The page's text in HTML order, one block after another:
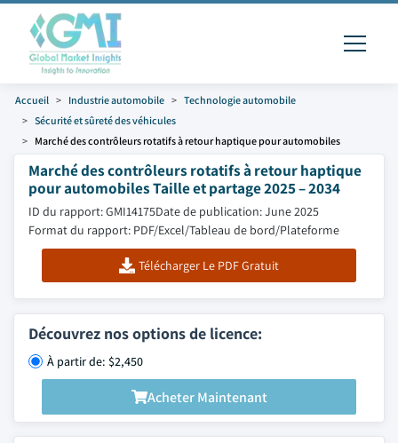
Accueil Industrie automobile
Technologie automobile
Sécurité et sûreté des véhicules
Marché des contrôleurs rotatifs à retour haptique pour automobiles
Marché des contrôleurs rotatifs à retour haptique
pour automobiles Taille et partage 2025 – 2034
ID du rapport: GMI14175Date de publication: June 2025
Format du rapport: PDF/Excel/Tableau de bord/Plateforme
Télécharger Le PDF Gratuit
Découvrez nos options de licence:
À partir de: $2,450
Acheter Maintenant